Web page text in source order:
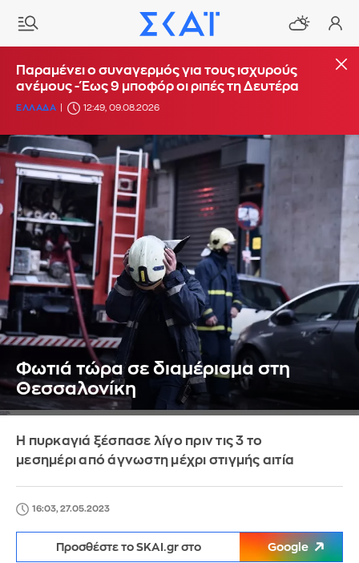
Παραμένει ο συναγερμός για τους ισχυρούς
ανέμους - Έως 9 μποφόρ οι ριπές τη Δευτέρα
ΕΛΛΑΔΑ 12:49, 09.08.2026
Φωτιά τώρα σε διαμέρισμα στη
Θεσσαλονίκη
Η πυρκαγιά ξέσπασε λίγο πριν τις 3 το
μεσημέρι από άγνωστη μέχρι στιγμής αιτία
16:03, 27.05.2023
Προσθέστε το SKAI.gr στο Google